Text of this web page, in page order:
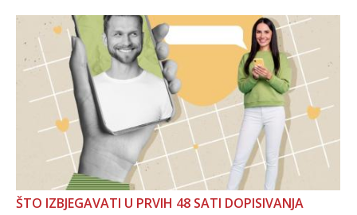
ŠTO IZBJEGAVATI U PRVIH 48 SATI DOPISIVANJA